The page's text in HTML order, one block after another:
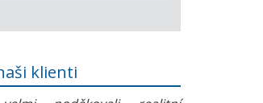
klienti